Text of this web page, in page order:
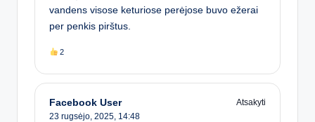
vandens visose keturiose perėjose buvo ežerai
per penkis pirštus.
2
Facebook User
Atsakyti
23 rugsėjo, 2025, 14:48